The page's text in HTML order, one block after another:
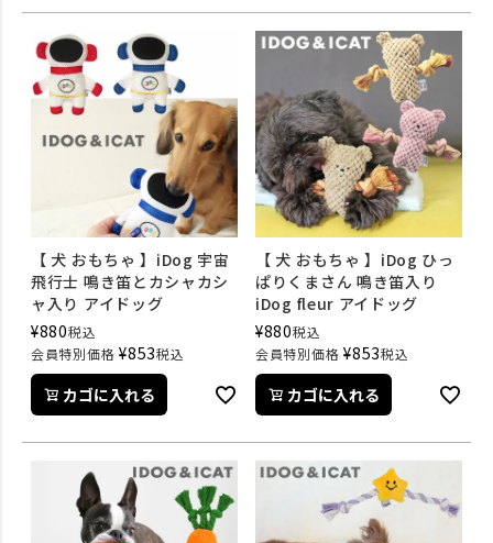
【 犬 おもちゃ 】iDog 宇宙
飛行士 鳴き笛とカシャカシ
ャ入り アイドッグ
¥880税込
会員特別価格 ¥853税込
カゴに入れる
【 犬 おもちゃ 】iDog ひっ
ぱりくまさん 鳴き笛入り
iDog fleur アイドッグ
¥880税込
会員特別価格 ¥853税込
カゴに入れる